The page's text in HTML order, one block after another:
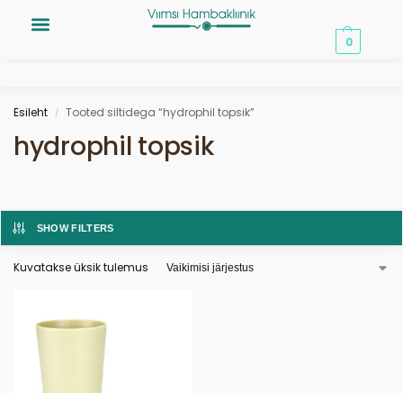
0
Esileht / Tooted siltidega “hydrophil topsik”
hydrophil topsik
SHOW FILTERS
Kuvatakse üksik tulemus